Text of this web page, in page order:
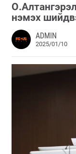
нэмэх
ADMIN
2025/01/10